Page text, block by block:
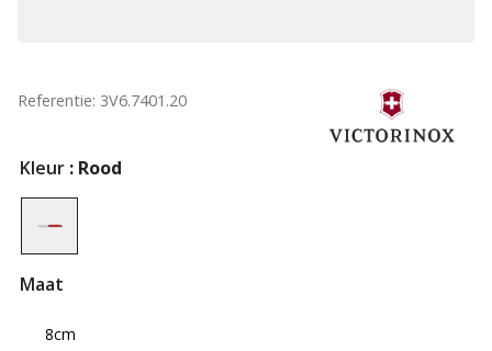
Referentie: 3V6.7401.20
Kleur : Rood
Maat
8cm